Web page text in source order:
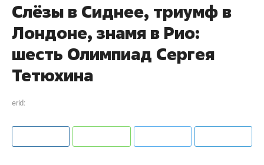
Слёзы в Сиднее, триумф в
Лондоне, знамя в Рио:
шесть Олимпиад Сергея
Тетюхина
erid: